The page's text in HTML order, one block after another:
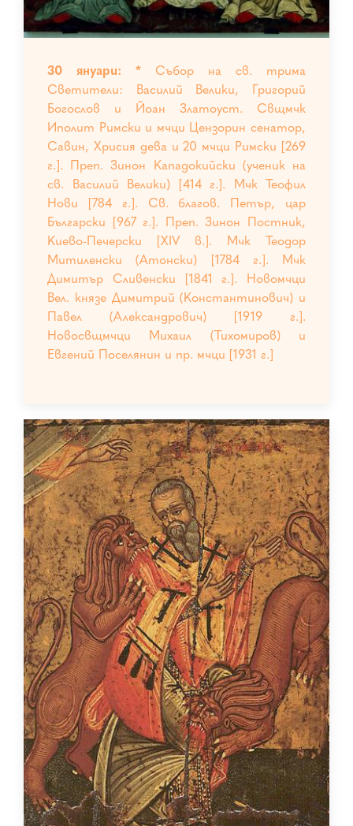
30 януари: * Събор на св. трима
Светители: Василий Велики, Григорий
Богослов и Йоан Златоуст. Свщмчк
Иполит Римски и мчци Цензорин сенатор,
Савин, Хрисия дева и 20 мчци Римски [269
г.]. Преп. Зинон Кападокийски (ученик на
св. Василий Велики) [414 г.]. Мчк Теофил
Нови [784 г.]. Св. благов. Петър, цар
Български [967 г.]. Преп. Зинон Постник,
Киево-Печерски [XIV в.]. Мчк Теодор
Митиленски (Атонски) [1784 г.]. Мчк
Димитър Сливенски [1841 г.]. Новомчци
Вел. князе Димитрий (Константинович) и
Павел (Александрович) [1919 г.].
Новосвщмчци Михаил (Тихомиров) и
Евгений Поселянин и пр. мчци [1931 г.]